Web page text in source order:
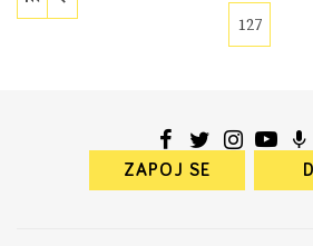
127
ZAPOJ SE